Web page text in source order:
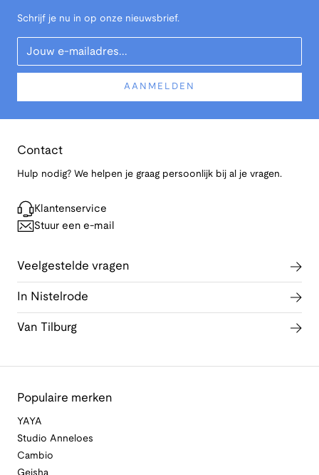
Schrijf je nu in op onze nieuwsbrief.
Your Email
AANMELDEN
Contact
Hulp nodig? We helpen je graag persoonlijk bij al je vragen.
Klantenservice
Stuur een e-mail
Veelgestelde vragen
In Nistelrode
Van Tilburg
Populaire merken
YAYA
Studio Anneloes
Cambio